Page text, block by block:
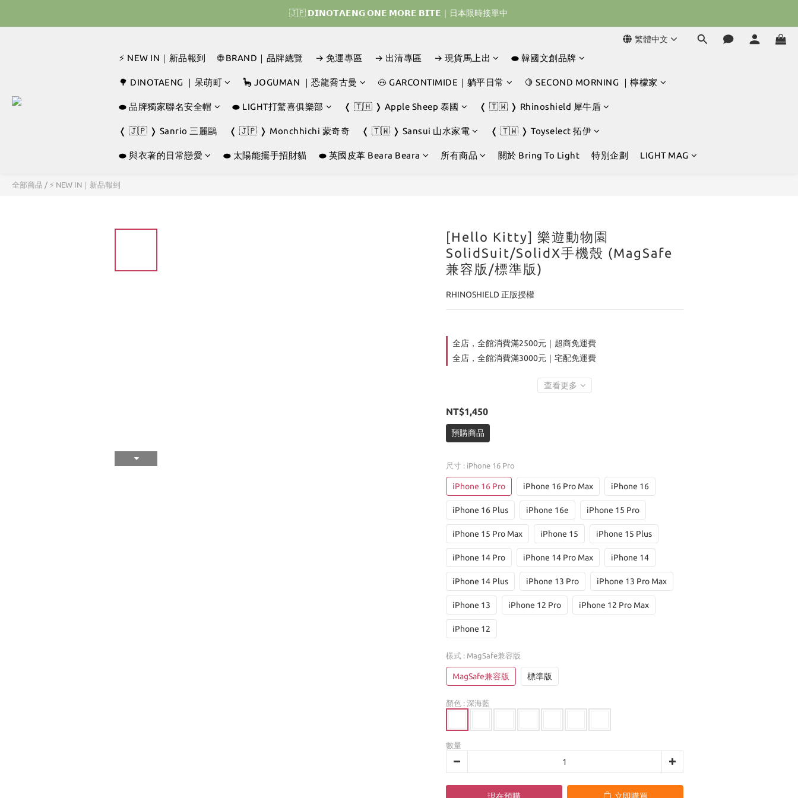
🇰🇷 𝗗𝗜𝗡𝗢𝗧𝗔𝗘𝗡𝗚 𝗛𝗢𝗠𝗘 𝗥𝗨𝗡 ｜韓國首波開賣囉 ▶ 一起參加我們的熱血棒球冒險吧 ⚾️
🇰🇷 𝗗𝗜𝗡𝗢𝗧𝗔𝗘𝗡𝗚 𝗛𝗢𝗠𝗘 𝗥𝗨𝗡 ｜韓國首波開賣囉 ▶ 一起參加我們的熱血棒球冒險吧 ⚾️
繁體中文
⚡ NEW IN｜新品報到 🌐 BRAND｜品牌總覽 → 免運專區 → 出清專區 → 現貨馬上出 ⬬ 韓國文創品牌
🌳 DINOTAENG ｜呆萌町 🦕 JOGUMAN ｜恐龍喬古曼 🐽 GARCONTIMIDE｜躺平日常 🍋 SECOND MORNING ｜檸檬家
⬬ 品牌獨家聯名安全帽 ⬬ LIGHT打驚喜俱樂部 ❬ 🇹🇭 ❭ Apple Sheep 泰國 ❬ 🇹🇼 ❭ Rhinoshield 犀牛盾
❬ 🇯🇵 ❭ Sanrio 三麗鷗 ❬ 🇯🇵 ❭ Monchhichi 蒙奇奇 ❬ 🇹🇼 ❭ Sansui 山水家電 ❬ 🇹🇼 ❭ Toyselect 拓伊
⬬ 與衣著的日常戀愛 ⬬ 太陽能擺手招財貓 ⬬ 英國皮革 Beara Beara 所有商品 關於 Bring To Light 特別企劃 LIGHT MAG
全部商品 / ⚡ NEW IN｜新品報到
[Hello Kitty] 樂遊動物園
SolidSuit/SolidX手機殼 (MagSafe
兼容版/標準版)
RHINOSHIELD 正版授權
全店，全館消費滿2500元｜超商免運費
全店，全館消費滿3000元｜宅配免運費
查看更多
NT$1,450
預購商品
尺寸 : iPhone 16 Pro
iPhone 16 Pro iPhone 16 Pro Max iPhone 16
iPhone 16 Plus iPhone 16e iPhone 15 Pro
iPhone 15 Pro Max iPhone 15 iPhone 15 Plus
iPhone 14 Pro iPhone 14 Pro Max iPhone 14
iPhone 14 Plus iPhone 13 Pro iPhone 13 Pro Max
iPhone 13 iPhone 12 Pro iPhone 12 Pro Max
iPhone 12
樣式 : MagSafe兼容版
MagSafe兼容版 標準版
顏色 : 深海藍
數量